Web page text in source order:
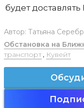
будет
Автор: Татьяна
Обстановка на
транспорт, Кувейт